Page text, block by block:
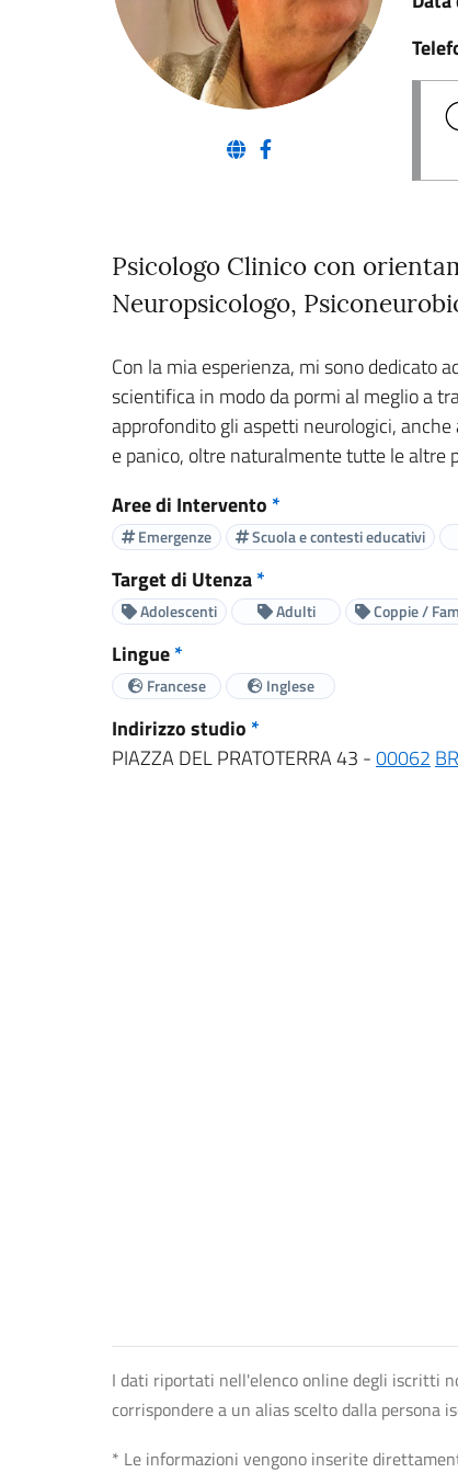
(nuova scheda - new tab)
(nuova scheda - new
Psicologo Clinico con
Neuropsicologo,
Con la mia esperienza, mi sono dedicato
scientifica in modo da pormi al meglio a
approfondito gli aspetti neurologici,
e panico, oltre naturalmente tutte le altre
Aree di Intervento *
Emergenze Scuola e contesti educativi
Target di Utenza*
Adolescenti Adulti Coppie /
Lingue*
Francese Inglese
Indirizzo studio *
PIAZZA DEL PRATOTERRA 43 -00062
I dati riportati nell'elenco online degli iscritti
corrispondere a un alias scelto dalla persona
* Le informazioni vengono inserite